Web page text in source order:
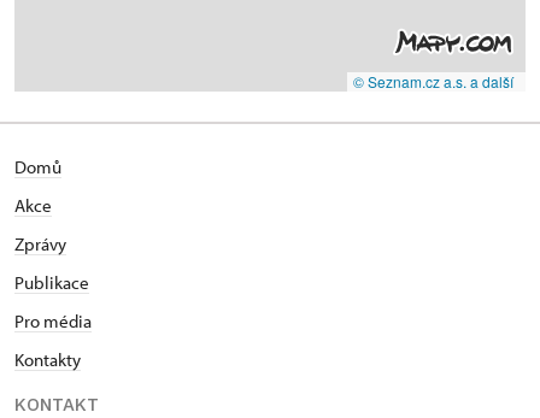
© Seznam.cz a.s. a další
Domů
Akce
Zprávy
Publikace
Pro média
Kontakty
KONTAKT